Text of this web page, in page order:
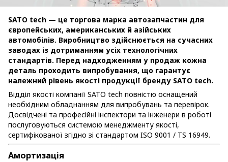
SATO tech — це торгова марка автозапчастин для
європейських, американських й азійських
автомобілів. Виробництво здійснюється на сучасних
заводах із дотриманням усіх технологічних
стандартів. Перед надходженням у продаж кожна
деталь проходить випробування, що гарантує
належний рівень якості продукції бренду SATO tech.
Відділ якості компанії SATO tech повністю оснащений
необхідним обладнанням для випробувань та перевірок.
Досвідчені та професійні інспектори та інженери в роботі
послуговуються системою менеджменту якості,
сертифікованої згідно зі стандартом ISO 9001 / TS 16949.
Амортизація